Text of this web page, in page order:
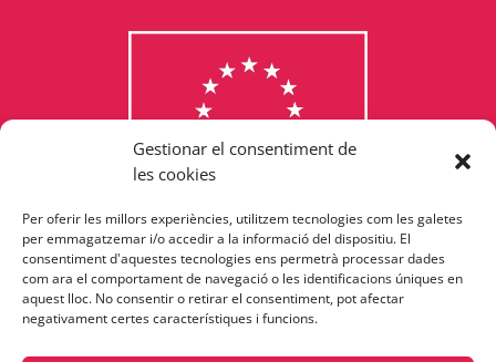
Gestionar el consentiment de
les cookies
Per oferir les millors experiències, utilitzem tecnologies com les galetes
per emmagatzemar i/o accedir a la informació del dispositiu. El
consentiment d'aquestes tecnologies ens permetrà processar dades
com ara el comportament de navegació o les identificacions úniques en
aquest lloc. No consentir o retirar el consentiment, pot afectar
negativament certes característiques i funcions.
Consulta els programes
finançats per la Unió Europea